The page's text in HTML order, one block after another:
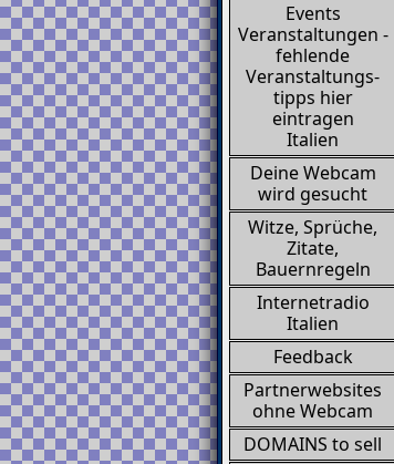
Events
Veranstaltungen -
fehlende
Veranstaltungs-
tipps hier
eintragen
Italien
Deine Webcam
wird gesucht
Witze, Sprüche,
Zitate,
Bauernregeln
Internetradio
Italien
Feedback
Partnerwebsites
ohne Webcam
DOMAINS to sell